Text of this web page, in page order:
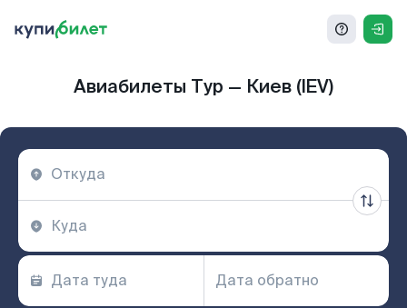
Авиабилеты Тур — Киев (IEV)